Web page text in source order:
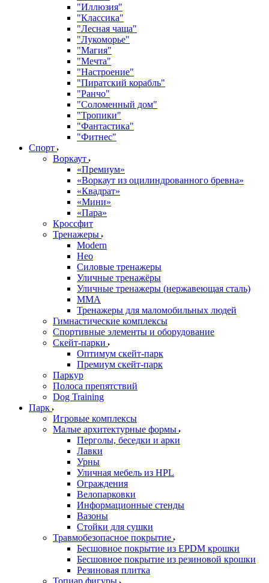
"Иллюзия"
"Классика"
"Лесная чаща"
"Лукоморье"
"Магия"
"Мечта"
"Настроение"
"Пиратский корабль"
"Ранчо"
"Соломенный дом"
"Тропики"
"Фантастика"
"Фитнес"
Спорт
Воркаут
«Премиум»
«Воркаут из оцилиндрованного бревна»
«Квадрат»
«Мини»
«Пара»
Кроссфит
Тренажеры
Modern
Нео
Силовые тренажеры
Уличные тренажёры
Уличные тренажеры (нержавеющая сталь)
ММА
Тренажеры для маломобильных людей
Гимнастические комплексы
Спортивные элементы и оборудование
Скейт-парки
Оптимум скейт-парк
Премиум скейт-парк
Паркур
Полоса препятствий
Dog Training
Парк
Игровые комплексы
Малые архитектурные формы
Перголы, беседки и арки
Лавки
Урны
Уличная мебель из HPL
Ограждения
Велопарковки
Информационные стенды
Вазоны
Стойки для сушки
Травмобезопасное покрытие
Бесшовное покрытие из EPDM крошки
Бесшовное покрытие из резиновой крошки
Резиновая плитка
Топиар фигуры